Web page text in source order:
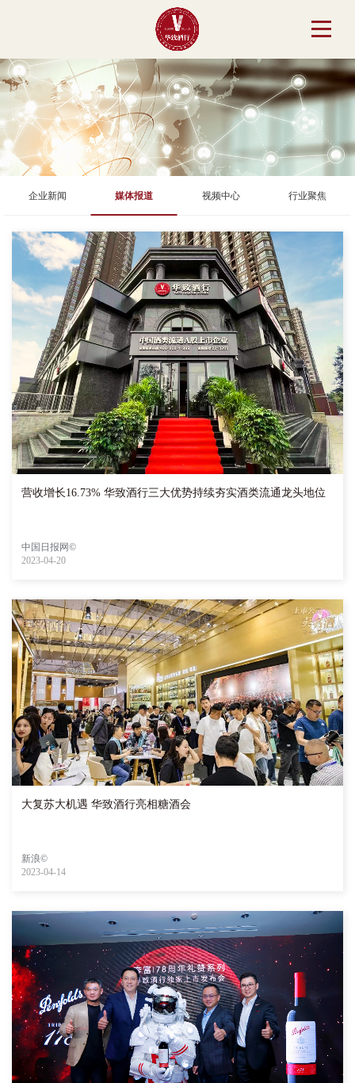
企业新闻 媒体报道 视频中心 行业聚焦
营收增长16.73% 华致酒行三大优势持续夯实酒类流通龙头地位
中国日报网©
2023-04-20
大复苏大机遇 华致酒行亮相糖酒会
新浪©
2023-04-14